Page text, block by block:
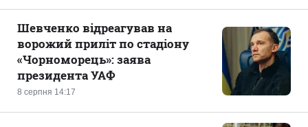
8 серпня 14:17
Шевченко відреагував на
ворожий приліт по стадіону
«Чорноморець»: заява
президента УАФ